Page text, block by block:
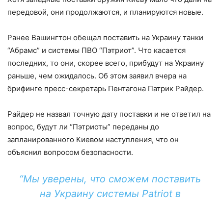
передовой, они продолжаются, и планируются новые.
Ранее Вашингтон обещал поставить на Украину танки
“Абрамс” и системы ПВО “Пэтриот”. Что касается
последних, то они, скорее всего, прибудут на Украину
раньше, чем ожидалось. Об этом заявил вчера на
брифинге пресс-секретарь Пентагона Патрик Райдер.
Райдер не назвал точную дату поставки и не ответил на
вопрос, будут ли “Пэтриоты” переданы до
запланированного Киевом наступления, что он
объяснил вопросом безопасности.
“Мы уверены, что сможем поставить
на Украину системы Patriot в